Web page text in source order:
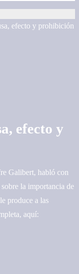
efecto y
Galibert, habló con
la importancia de
produce a las
aquí: